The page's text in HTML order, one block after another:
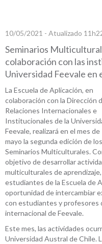
10/05/2021 - Atualizado
Seminarios
colaboración con las
Universidad Feevale en
La Escuela de Aplicación, en
colaboración con la Dirección
Relaciones Internacionales e
Institucionales de la
Feevale, realizará en el mes de
mayo la segunda edición de los
Seminarios Multiculturales.
objetivo de desarrollar
multiculturales de
estudiantes de la Escuela de
oportunidad de intercambiar
con estudiantes y profesores
internacional de Feevale.
Este mes, las actividades
Universidad Austral de Chile.